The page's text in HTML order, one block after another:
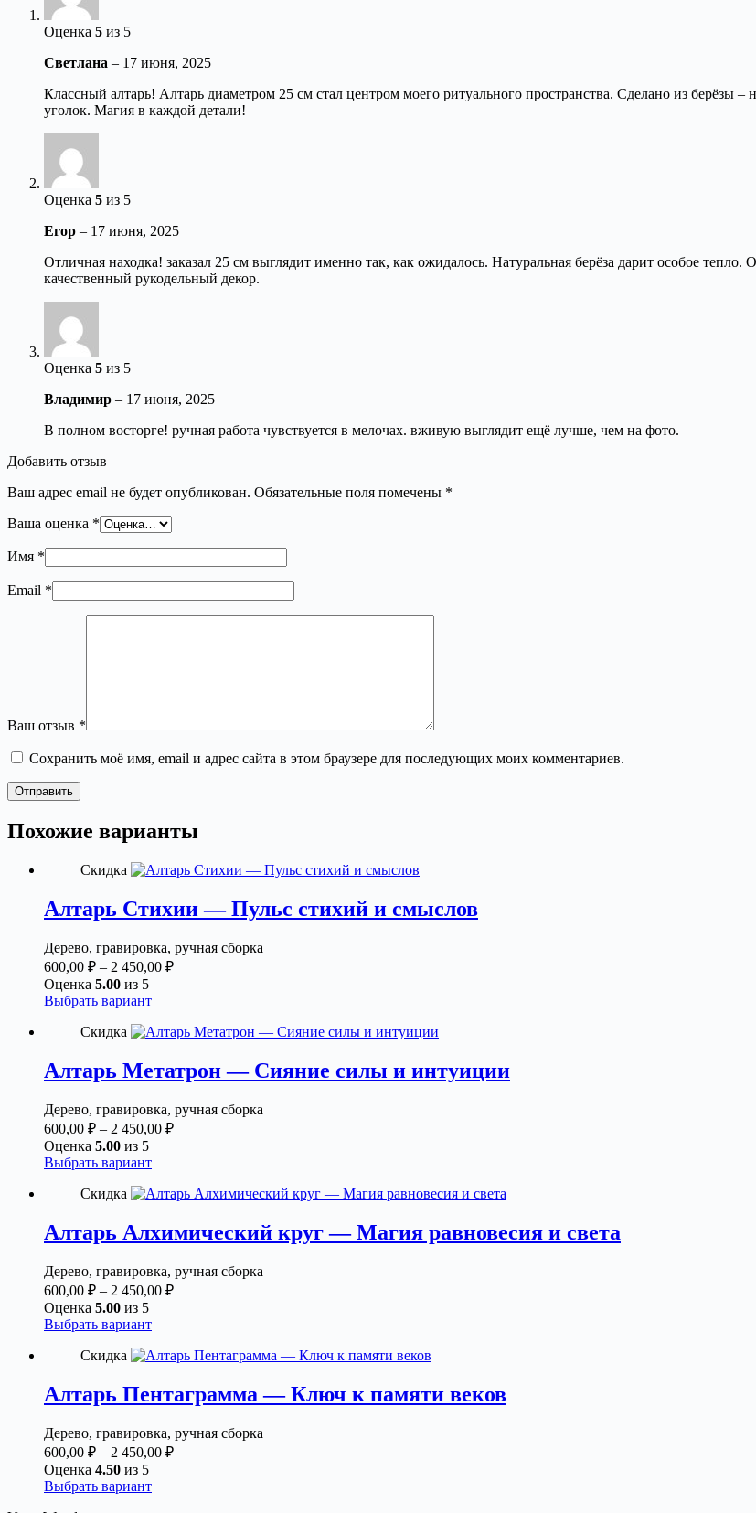
Оценка 5 из 5
Светлана – 17 июня, 2025
Классный алтарь! Алтарь диаметром 25 см стал центром моего ритуального пространства. Сделано из берёзы
уголок. Магия в каждой детали!
Оценка 5 из 5
Егор – 17 июня, 2025
Отличная находка! заказал 25 см выглядит именно так, как ожидалось. Натуральная берёза дарит особое
качественный рукодельный декор.
Оценка 5 из 5
Владимир – 17 июня, 2025
В полном восторге! ручная работа чувствуется в мелочах. вживую выглядит ещё лучше, чем на фото.
Добавить отзыв
Ваш адрес email не будет опубликован. Обязательные поля помечены *
Ваша оценка *
Имя *
Email *
Ваш отзыв *
Сохранить моё имя, email и адрес сайта в этом браузере для последующих моих комментариев.
Отправить
Похожие варианты
Скидка
Алтарь Стихии — Пульс стихий и смыслов
Дерево, гравировка, ручная сборка
600,00 ₽ – 2 450,00 ₽Диапазон
2
Оценка 5.00 из 5
Выбрать вариантЭтот
имеет
вариаций.
Опции
выбрать
на
товара.
Скидка
Алтарь Метатрон — Сияние силы и интуиции
Дерево, гравировка, ручная сборка
600,00 ₽ – 2 450,00 ₽Диапазон
2
Оценка 5.00 из 5
Выбрать вариантЭтот
имеет
вариаций.
Опции
выбрать
на
товара.
Скидка
Алтарь Алхимический круг — Магия равновесия и света
Дерево, гравировка, ручная сборка
600,00 ₽ – 2 450,00 ₽Диапазон
2
Оценка 5.00 из 5
Выбрать вариантЭтот
имеет
вариаций.
Опции
выбрать
на
товара.
Скидка
Алтарь Пентаграмма — Ключ к памяти веков
Дерево, гравировка, ручная сборка
600,00 ₽ – 2 450,00 ₽Диапазон
Оценка 4.50 из 5
Выбрать вариантЭтот